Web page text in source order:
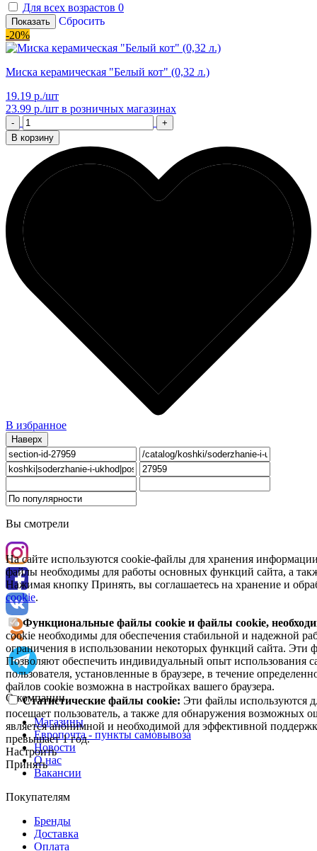
Для всех возрастов 0
Показать
Сбросить
-20%
Миска керамическая "Белый кот" (0,32 л.)
19.19 р./шт
23.99 р./шт в розничных магазинах
-
+
В корзину
В избранное
Наверх
Вы смотрели
На сайте используются cookie-файлы для хранения
файлы необходимы для работы основных функций сайта, а
Нажимая кнопку Принять, вы соглашаетесь на хранение и
cookie.
Функциональные файлы cookie и файлы cookie,
cookie необходимы для обеспечения стабильной и надежной
ограничения в использовании некоторых функций сайта. Эти
Позволяют обеспечить индивидуальный опыт использования
пользователя, установленные в браузере, в течение
файлов cookie возможна в настройках вашего браузера.
Статистические файлы cookie: Эти файлы используются
посещает пользователь, а также для обнаружения возможных
является анонимной и необходимой для эффективной
превышает 1 год.
Настроить
Принять
О компании
Магазины
Европочта - пункты самовывоза
Новости
О нас
Вакансии
Покупателям
Бренды
Доставка
Оплата